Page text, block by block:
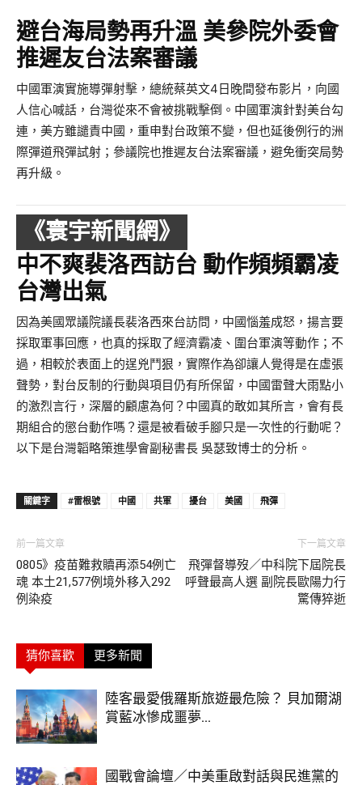
避台海局勢再升溫 美參院外委會
推遲友台法案審議
中國軍演實施導彈射擊，總統蔡英文4日晚間發布影片，向國
人信心喊話，台灣從來不會被挑戰擊倒。中國軍演針對美台勾
連，美方雖譴責中國，重申對台政策不變，但也延後例行的洲
際彈道飛彈試射；參議院也推遲友台法案審議，避免衝突局勢
再升級。
《寰宇新聞網》
中不爽裴洛西訪台 動作頻頻霸凌
台灣出氣
因為美國眾議院議長裴洛西來台訪問，中國惱羞成怒，揚言要
採取軍事回應，也真的採取了經濟霸凌、圍台軍演等動作；不
過，相較於表面上的逞兇鬥狠，實際作為卻讓人覺得是在虛張
聲勢，對台反制的行動與項目仍有所保留，中國雷聲大雨點小
的激烈言行，深層的顧慮為何？中國真的敢如其所言，會有長
期組合的懲台動作嗎？還是被看破手腳只是一次性的行動呢？
以下是台灣韜略策進學會副秘書長 吳瑟致博士的分析。
關鍵字 #雷根號 中國 共軍 擾台 美國 飛彈
前一篇文章
0805》疫苗難救贖再添54例亡
魂 本土21,577例境外移入292
例染疫
下一篇文章
飛彈督導歿／中科院下屆院長
呼聲最高人選 副院長歐陽力行
驚傳猝逝
猜你喜歡 更多新聞
陸客最愛俄羅斯旅遊最危險？ 貝加爾湖
賞藍冰慘成噩夢...
國戰會論壇／中美重啟對話與民進黨的